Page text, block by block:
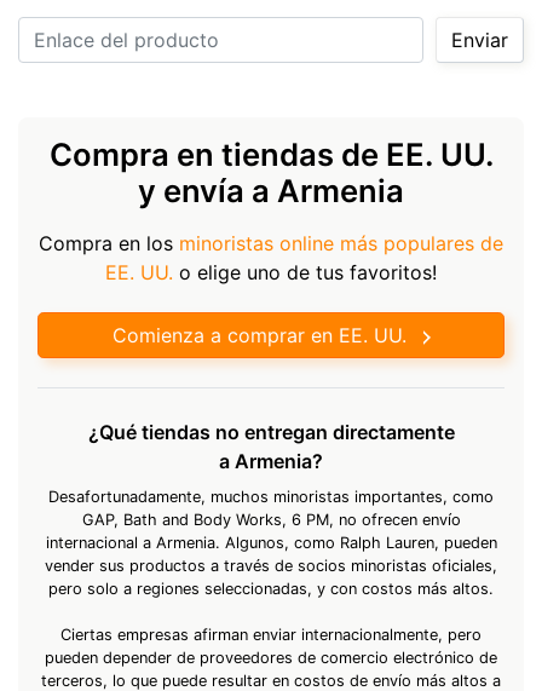
Enviar
Compra en tiendas de EE. UU.
y envía a Armenia
Compra en los minoristas online más populares de
EE. UU. o elige uno de tus favoritos!
Comienza a comprar en EE. UU.
¿Qué tiendas no entregan directamente
a Armenia?
Desafortunadamente, muchos minoristas importantes, como
GAP, Bath and Body Works, 6 PM, no ofrecen envío
internacional a Armenia. Algunos, como Ralph Lauren, pueden
vender sus productos a través de socios minoristas oficiales,
pero solo a regiones seleccionadas, y con costos más altos.
Ciertas empresas afirman enviar internacionalmente, pero
pueden depender de proveedores de comercio electrónico de
terceros, lo que puede resultar en costos de envío más altos a